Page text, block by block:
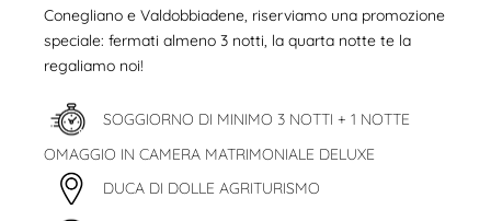
Conegliano e Valdobbiadene, riserviamo una promozione
speciale: fermati almeno 3 notti, la quarta notte te la
regaliamo noi!
SOGGIORNO DI MINIMO 3 NOTTI + 1 NOTTE
OMAGGIO IN CAMERA MATRIMONIALE DELUXE
DUCA DI DOLLE AGRITURISMO